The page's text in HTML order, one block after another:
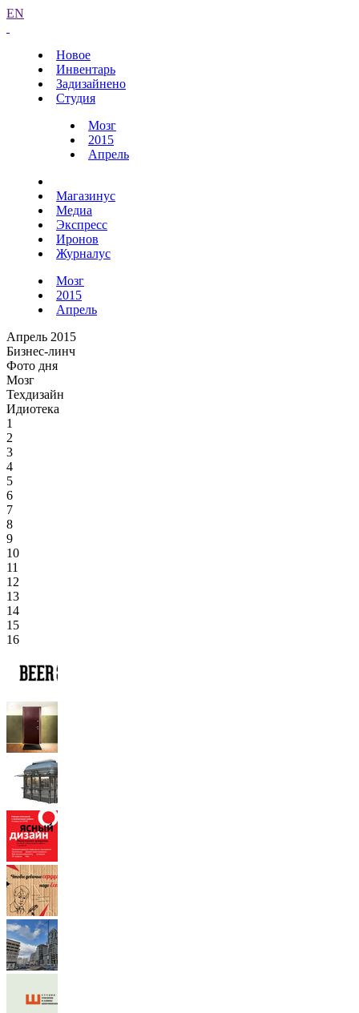
EN
Новое
Инвентарь
Задизайнено
Студия
Мозг
2015
Апрель
Магазинус
Медиа
Экспресс
Иронов
Журналус
Мозг
2015
Апрель
Апрель 2015
Бизнес-линч
Фото дня
Мозг
Техдизайн
Идиотека
1
2
3
4
5
6
7
8
9
10
11
12
13
14
15
16